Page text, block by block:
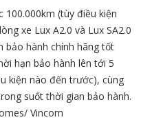
100.000km (tùy điều kiện
xe Lux A2.0 và Lux SA2.0
bảo hành chính hãng tốt
hạn bảo hành lên tới 5
kiện nào đến trước), cùng
suốt thời gian bảo hành.
Vincom